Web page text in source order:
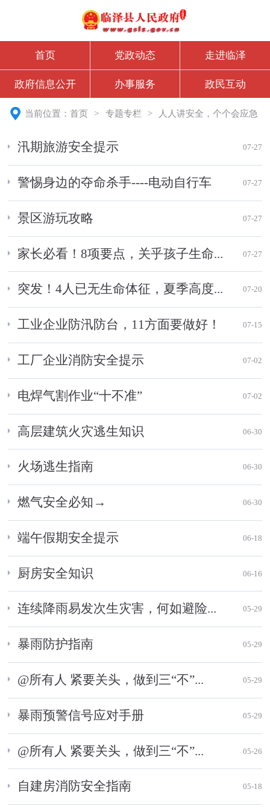
首页 党政动态 走进临泽
政府信息公开 办事服务 政民互动
当前位置：首页 > 专题专栏 > 人人讲安全，个个会应急
汛期旅游安全提示 07-27
警惕身边的夺命杀手----电动自行车 07-27
景区游玩攻略 07-27
家长必看！8项要点，关乎孩子生命... 07-27
突发！4人已无生命体征，夏季高度... 07-20
工业企业防汛防台，11方面要做好！ 07-15
工厂企业消防安全提示 07-02
电焊气割作业“十不准” 07-02
高层建筑火灾逃生知识 06-30
火场逃生指南 06-30
燃气安全必知→ 06-30
端午假期安全提示 06-18
厨房安全知识 06-16
连续降雨易发次生灾害，何如避险... 05-29
暴雨防护指南 05-29
@所有人 紧要关头，做到三“不”... 05-29
暴雨预警信号应对手册 05-29
@所有人 紧要关头，做到三“不”... 05-26
自建房消防安全指南 05-18